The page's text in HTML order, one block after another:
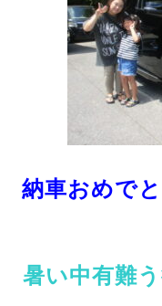
納車おめで
暑い中有難